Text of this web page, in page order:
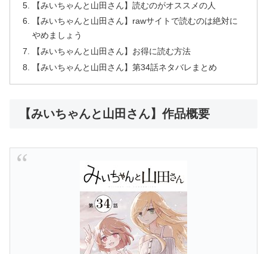
【みいちゃんと山田さん】読むのがオススメの人
【みいちゃんと山田さん】rawサイトで読むのは絶対に
やめましょう
【みいちゃんと山田さん】お得に読む方法
【みいちゃんと山田さん】第34話ネタバレまとめ
【みいちゃんと山田さん】作品概要